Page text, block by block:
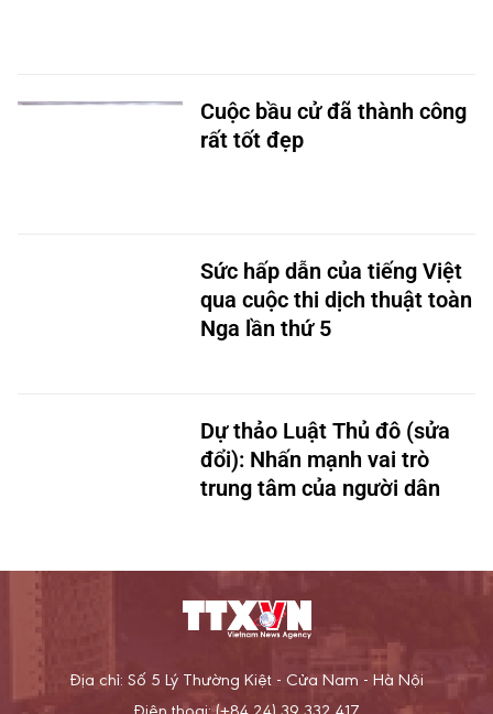
Cuộc bầu cử đã thành công
rất tốt đẹp
Sức hấp dẫn của tiếng Việt
qua cuộc thi dịch thuật toàn
Nga lần thứ 5
Dự thảo Luật Thủ đô (sửa
đổi): Nhấn mạnh vai trò
trung tâm của người dân
Địa chỉ: Số 5 Lý Thường Kiệt - Cửa Nam - Hà Nội
Điện thoại: (+84 24) 39 332 417